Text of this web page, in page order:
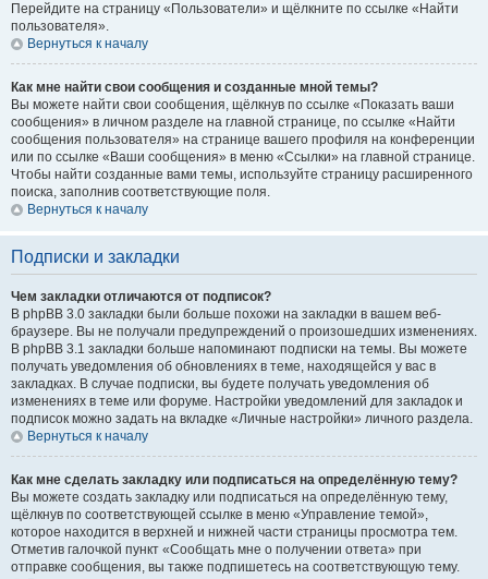
Перейдите на страницу «Пользователи» и щёлкните по ссылке «Найти
пользователя».
Вернуться к началу
Как мне найти свои сообщения и созданные мной темы?
Вы можете найти свои сообщения, щёлкнув по ссылке «Показать ваши
сообщения» в личном разделе на главной странице, по ссылке «Найти
сообщения пользователя» на странице вашего профиля на конференции
или по ссылке «Ваши сообщения» в меню «Ссылки» на главной странице.
Чтобы найти созданные вами темы, используйте страницу расширенного
поиска, заполнив соответствующие поля.
Вернуться к началу
Подписки и закладки
Чем закладки отличаются от подписок?
В phpBB 3.0 закладки были больше похожи на закладки в вашем веб-
браузере. Вы не получали предупреждений о произошедших изменениях.
В phpBB 3.1 закладки больше напоминают подписки на темы. Вы можете
получать уведомления об обновлениях в теме, находящейся у вас в
закладках. В случае подписки, вы будете получать уведомления об
изменениях в теме или форуме. Настройки уведомлений для закладок и
подписок можно задать на вкладке «Личные настройки» личного раздела.
Вернуться к началу
Как мне сделать закладку или подписаться на определённую тему?
Вы можете создать закладку или подписаться на определённую тему,
щёлкнув по соответствующей ссылке в меню «Управление темой»,
которое находится в верхней и нижней части страницы просмотра тем.
Отметив галочкой пункт «Сообщать мне о получении ответа» при
отправке сообщения, вы также подпишетесь на соответствующую тему.